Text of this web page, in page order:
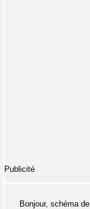
Publicité
Bonjour, schéma